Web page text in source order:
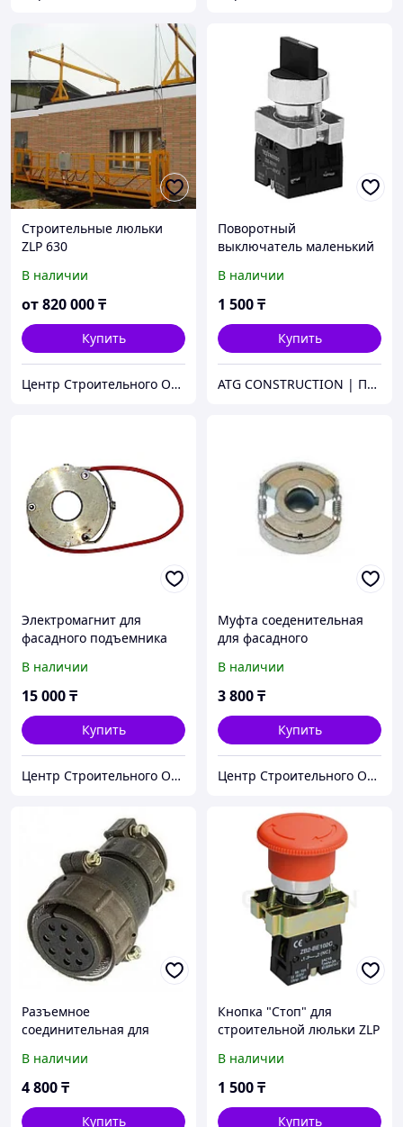
Строительные люльки
ZLP 630
В наличии
от820 000₸
Купить
Центр Строительного Оборудования
Поворотный
выключатель маленький
ZLP 630
В наличии
1 500₸
Купить
ATG CONSTRUCTION | Продажа и аренда строительного оборудования, газона, биотуалетов
Электромагнит для
фасадного подъемника
В наличии
15 000₸
Купить
Центр Строительного Оборудования
Муфта соеденительная
для фасадного
В наличии
3 800₸
Купить
Центр Строительного Оборудования
Разъемное
соединительная для
ZLP 630
В наличии
4 800₸
Купить
Кнопка "Стоп" для
строительной люльки ZLP
В наличии
1 500₸
Купить